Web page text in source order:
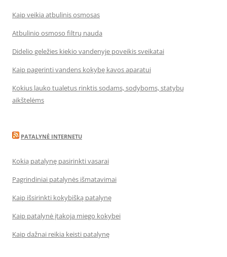
Kaip veikia atbulinis osmosas
Atbulinio osmoso filtrų nauda
Didelio geležies kiekio vandenyje poveikis sveikatai
Kaip pagerinti vandens kokybę kavos aparatui
Kokius lauko tualetus rinktis sodams, sodyboms, statybų
aikštelėms
PATALYNĖ INTERNETU
Kokią patalynę pasirinkti vasarai
Pagrindiniai patalynės išmatavimai
Kaip išsirinkti kokybišką patalynę
Kaip patalynė įtakoja miego kokybei
Kaip dažnai reikia keisti patalynę